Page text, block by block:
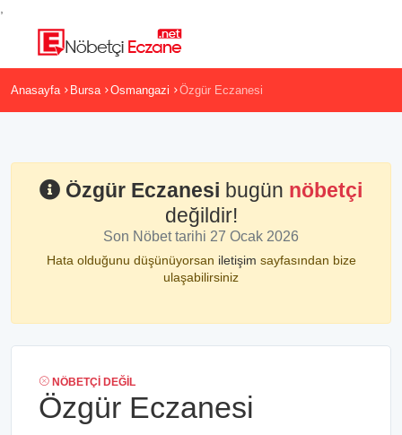
Anasayfa Bursa Osmangazi Özgür Eczanesi
Özgür Eczanesi bugün nöbetçi
değildir!
Son Nöbet tarihi 27 Ocak 2026
Hata olduğunu düşünüyorsan iletişim sayfasından bize
ulaşabilirsiniz
NÖBETÇI DEĞIL
Özgür Eczanesi